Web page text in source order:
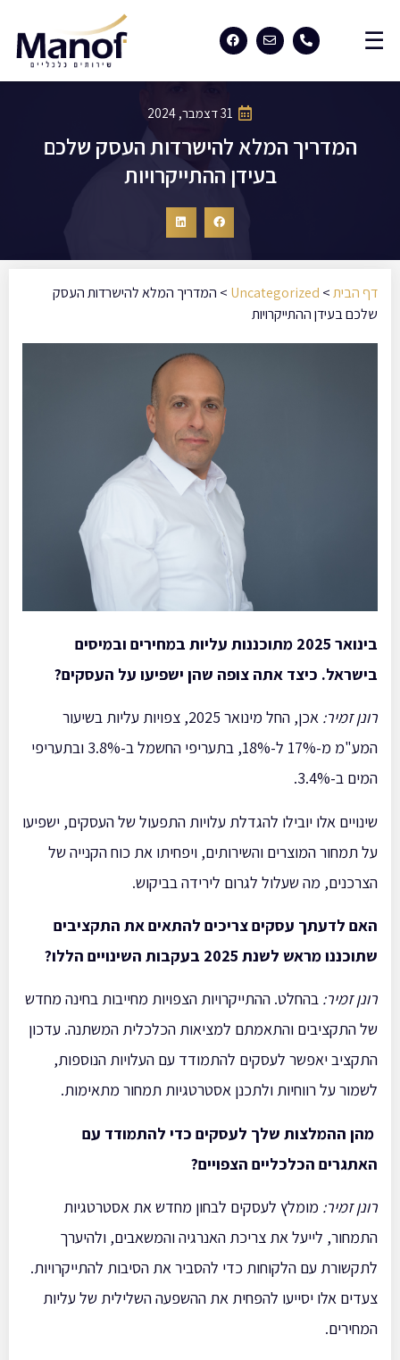
31 דצמבר, 2024
המדריך המלא להישרדות העסק שלכם
בעידן ההתייקרויות
דף הבית>
Uncategorized
> המדריך המלא להישרדות העסק
שלכם בעידן ההתייקרויות
בינואר 2025 מתוכננות עליות במחירים ובמיסים
בישראל. כיצד אתה צופה שהן ישפיעו על העסקים?
רונן זמיר:
אכן, החל מינואר 2025, צפויות עליות בשיעור
המע"מ מ-17% ל-18%, בתעריפי החשמל ב-3.8% ובתעריפי
המים ב-3.4%.
שינויים אלו יובילו להגדלת עלויות התפעול של העסקים, ישפיעו
על תמחור המוצרים והשירותים, ויפחיתו את כוח הקנייה של
הצרכנים, מה שעלול לגרום לירידה בביקוש.
האם לדעתך עסקים צריכים להתאים את התקציבים
שתוכננו מראש לשנת 2025 בעקבות השינויים הללו
?
רונן זמיר: בהחלט. ההתייקרויות הצפויות מחייבות בחינה מחדש
של התקציבים והתאמתם למציאות הכלכלית המשתנה. עדכון
התקציב יאפשר לעסקים להתמודד עם העלויות הנוספות,
לשמור על רווחיות ולתכנן אסטרטגיות תמחור מתאימות.
מהן ההמלצות שלך לעסקים כדי להתמודד עם
האתגרים הכלכליים הצפויים?
רונן זמיר: מומלץ לעסקים לבחון מחדש את אסטרטגיות
התמחור, לייעל את צריכת האנרגיה והמשאבים, ולהיערך
לתקשורת עם הלקוחות כדי להסביר את הסיבות להתייקרויות.
צעדים אלו יסייעו להפחית את ההשפעה השלילית של עליות
המחירים.